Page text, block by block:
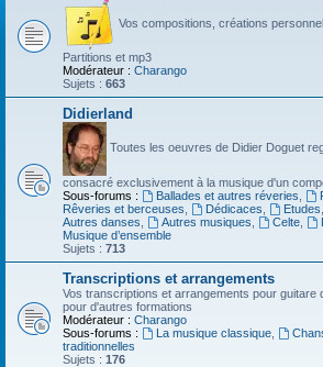
Vos compositions, créations
Partitions et mp3
Modérateur : Charango
Sujets : 663
Didierland
Toutes les oeuvres de Didier Doguet
consacré exclusivement à la musique d'un
Sous-forums :
Ballades et autres réveries
Rêveries et berceuses
Dédicaces Etudes
Autres danses
Autres musiques Celte,
Musique d’ensemble
Sujets : 713
Transcriptions et arrangements
Vos transcriptions et arrangements pour guitare
pour d'autres formations
Modérateur : Charango
Sous-forums :
La musique classique,
traditionnelles
Sujets : 176